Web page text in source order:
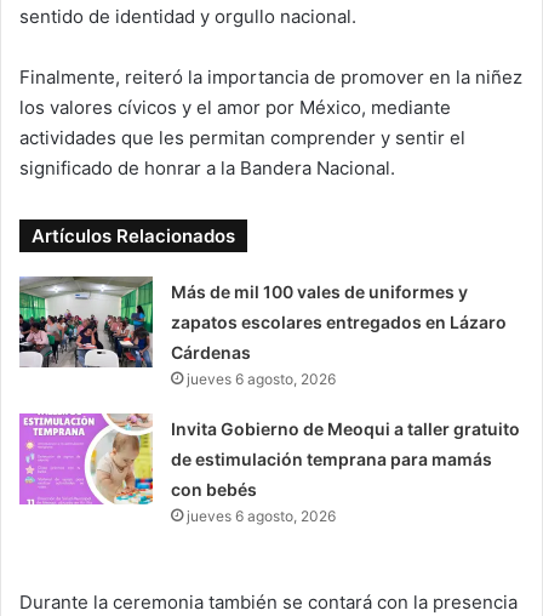
sentido de identidad y orgullo nacional.
Finalmente, reiteró la importancia de promover en la niñez
los valores cívicos y el amor por México, mediante
actividades que les permitan comprender y sentir el
significado de honrar a la Bandera Nacional.
Artículos Relacionados
Más de mil 100 vales de uniformes y
zapatos escolares entregados en Lázaro
Cárdenas
jueves 6 agosto, 2026
Invita Gobierno de Meoqui a taller gratuito
de estimulación temprana para mamás
con bebés
jueves 6 agosto, 2026
Durante la ceremonia también se contará con la presencia